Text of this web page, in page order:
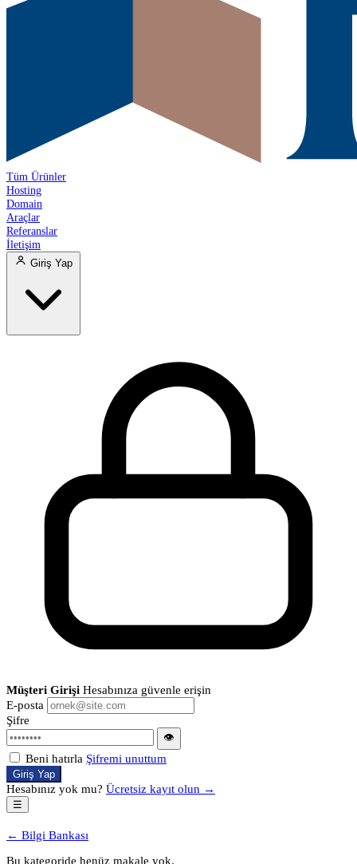
Tüm Ürünler
Hosting
Domain
Araçlar
Referanslar
İletişim
Giriş Yap
Müşteri Girişi Hesabınıza güvenle erişin
E-posta
Şifre
👁
Beni hatırla Şifremi unuttum
Giriş Yap
Hesabınız yok mu? Ücretsiz kayıt olun →
☰
← Bilgi Bankası
Bu kategoride henüz makale yok.